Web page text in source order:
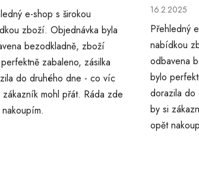
e-shop s širokou
zboží. Objednávka byla
bezodkladně, zboží
zabaleno, zásilka
do druhého dne - co víc
zákazník mohl přát. Ráda zde
Hodnocení
16.2.2025
Přehledný
nabídkou
odbavena
bylo
dorazila
by si
opět